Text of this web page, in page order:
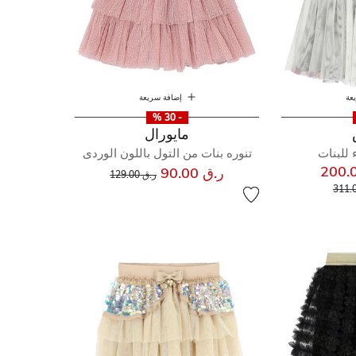
للبنات
من
إلى
إضافة سريعة
- 30 %
مايورال
تنوره بنات من التول باللون الوردى
ر.ق 90.00 سعر مخفض من
ر.ق 129.00 إلى